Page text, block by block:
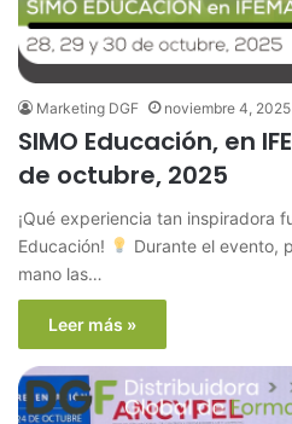
Marketing DGF noviembre 4, 2025
SIMO Educación, en
de octubre, 2025
¡Qué experiencia tan inspiradora
Educación!
Durante el evento,
mano las…
Leer más »